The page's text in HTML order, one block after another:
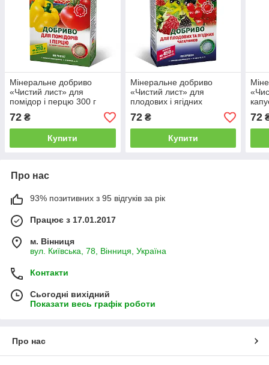
Мінеральне добриво
«Чистий лист» для
помідор і перцю 300 г
72 ₴
Купити
Мінеральне добриво
«Чистий лист» для
плодових і ягідних
чагарників 300 г
72₴
Купити
72
Про нас
93% позитивних з 95 відгуків за рік
Працює з 17.01.2017
м. Вінниця
вул. Київська, 78, Вінниця, Україна
Контакти
Сьогодні вихідний
Показати весь графік роботи
Про нас